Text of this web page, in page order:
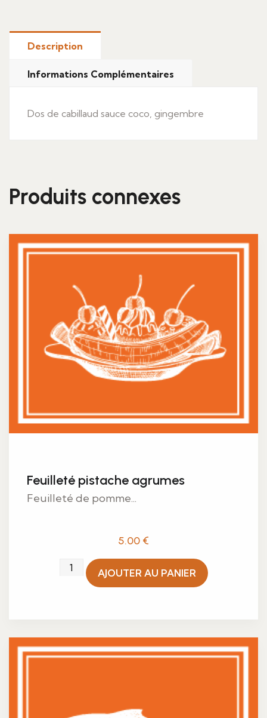
Description
Informations Complémentaires
Dos de cabillaud sauce coco, gingembre
Produits connexes
Feuilleté pistache agrumes
Feuilleté de pomme...
5.00 €
quantitéAJOUTER AU PANIER